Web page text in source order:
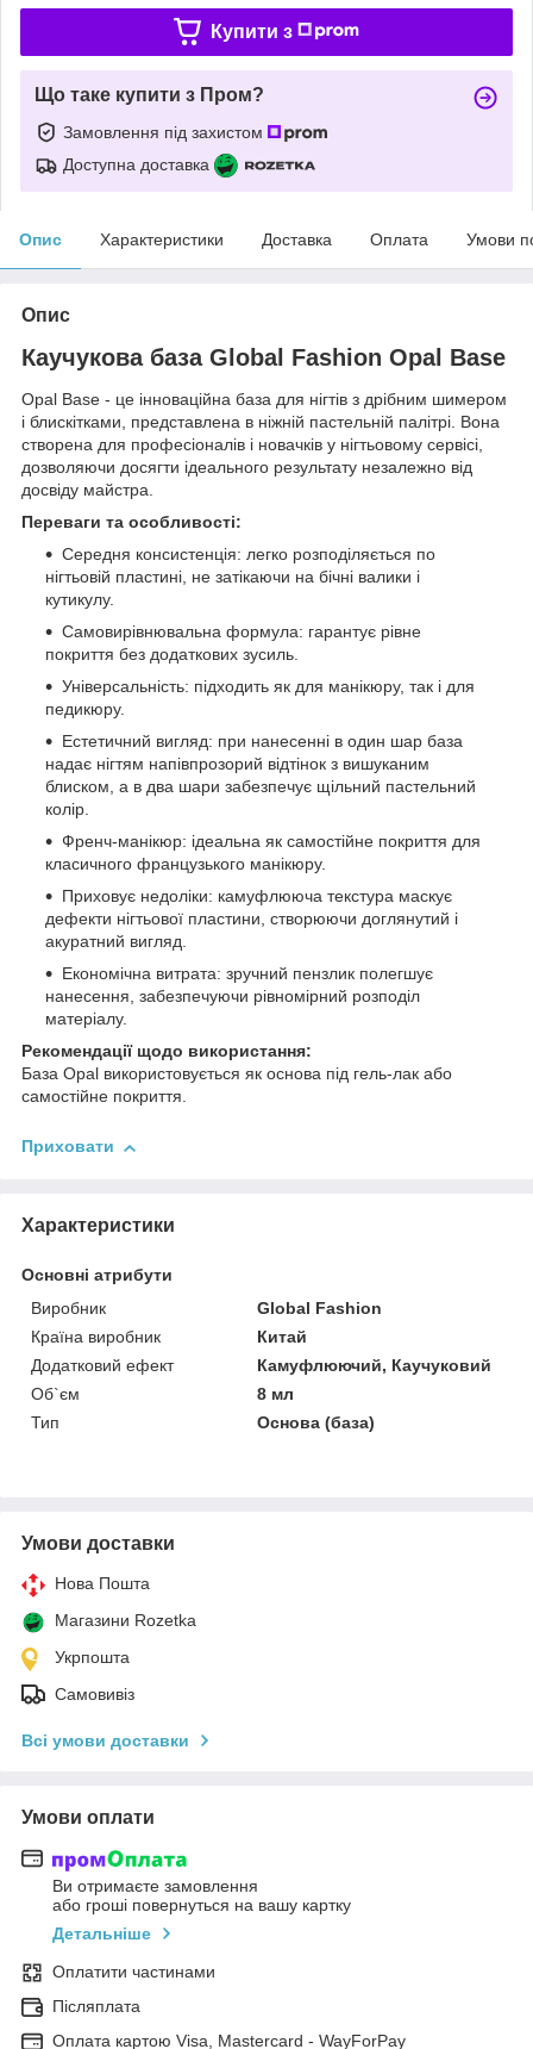
Купити з
Що таке купити з Пром?
Замовлення під захистом
Доступна доставка
Опис Характеристики Доставка Оплата Умови
Опис
Каучукова база Global Fashion Opal Base
Opal Base - це інноваційна база для нігтів з дрібним шимером
і блискітками, представлена в ніжній пастельній палітрі. Вона
створена для професіоналів і новачків у нігтьовому сервісі,
дозволяючи досягти ідеального результату незалежно від
досвіду майстра.
Переваги та особливості:
Середня консистенція: легко розподіляється по
нігтьовій пластині, не затікаючи на бічні валики і
кутикулу.
Самовирівнювальна формула: гарантує рівне
покриття без додаткових зусиль.
Універсальність: підходить як для манікюру, так і для
педикюру.
Естетичний вигляд: при нанесенні в один шар база
надає нігтям напівпрозорий відтінок з вишуканим
блиском, а в два шари забезпечує щільний пастельний
колір.
Френч-манікюр: ідеальна як самостійне покриття для
класичного французького манікюру.
Приховує недоліки: камуфлююча текстура маскує
дефекти нігтьової пластини, створюючи доглянутий і
акуратний вигляд.
Економічна витрата: зручний пензлик полегшує
нанесення, забезпечуючи рівномірний розподіл
матеріалу.
Рекомендації щодо використання:
База Opal використовується як основа під гель-лак або
самостійне покриття.
Приховати
Характеристики
Основні атрибути
Виробник
Global Fashion
Країна виробник
Китай
Додатковий ефект
Камуфлюючий, Каучуковий
Об`єм
8 мл
Тип
Основа (база)
Умови доставки
Нова Пошта
Магазини Rozetka
Укрпошта
Самовивіз
Всі умови доставки
Умови оплати
Ви отримаєте замовлення
або гроші повернуться на вашу картку
Детальніше
Оплатити частинами
Післяплата
Оплата картою Visa, Mastercard - WayForPay